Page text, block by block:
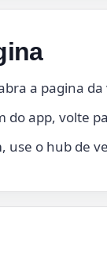
a pagina
do app, volte
use o hub de